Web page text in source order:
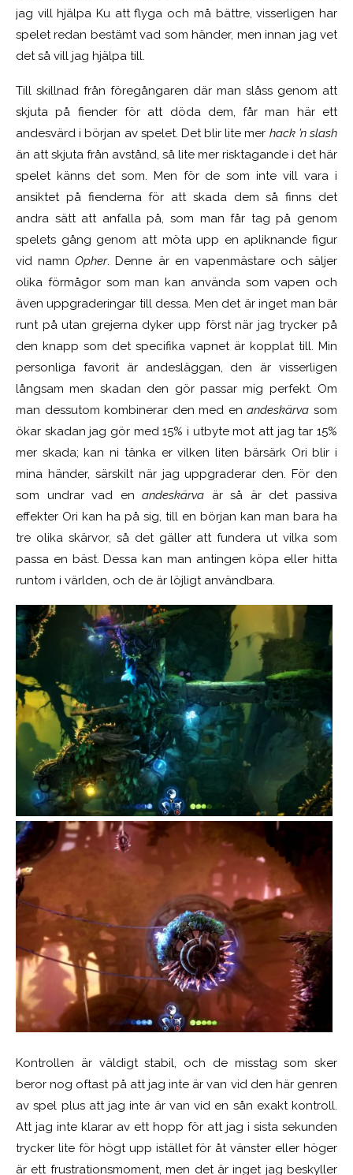
jag vill hjälpa Ku att flyga och må bättre, visserligen har
spelet redan bestämt vad som händer, men innan jag vet
det så vill jag hjälpa till.
Till skillnad från föregångaren där man slåss genom att
skjuta på fiender för att döda dem, får man här ett
andesvärd i början av spelet. Det blir lite mer hack ’n slash
än att skjuta från avstånd, så lite mer risktagande i det här
spelet känns det som. Men för de som inte vill vara i
ansiktet på fienderna för att skada dem så finns det
andra sätt att anfalla på, som man får tag på genom
spelets gång genom att möta upp en apliknande figur
vid namnOpher. Denne är en vapenmästare och säljer
olika förmågor som man kan använda som vapen och
även uppgraderingar till dessa. Men det är inget man bär
runt på utan grejerna dyker upp först när jag trycker på
den knapp som det specifika vapnet är kopplat till. Min
personliga favorit är andesläggan, den är visserligen
långsam men skadan den gör passar mig perfekt. Om
man dessutom kombinerar den med enandeskärva som
ökar skadan jag gör med 15% i utbyte mot att jag tar 15%
mer skada; kan ni tänka er vilken liten bärsärk Ori blir i
mina händer, särskilt när jag uppgraderar den. För den
som undrar vad enandeskärva är så är det passiva
effekter Ori kan ha på sig, till en början kan man bara ha
tre olika skärvor, så det gäller att fundera ut vilka som
passa en bäst. Dessa kan man antingen köpa eller hitta
runtom i världen, och de är löjligt användbara.
Kontrollen är väldigt stabil, och de misstag som sker
beror nog oftast på att jag inte är van vid den här genren
av spel plus att jag inte är van vid en sån exakt kontroll.
Att jag inte klarar av ett hopp för att jag i sista sekunden
trycker lite för högt upp istället för åt vänster eller höger
är ett frustrationsmoment, men det är inget jag beskyller